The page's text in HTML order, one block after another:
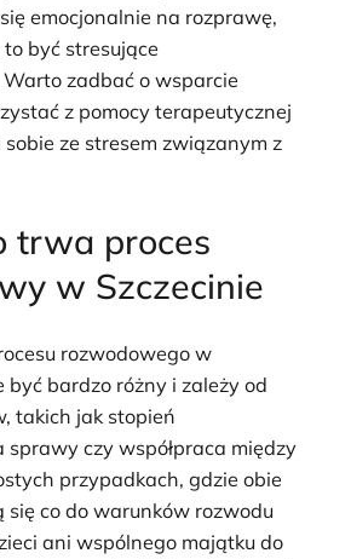
emocjonalnie na rozprawę,
być stresujące
zadbać o wsparcie
z pomocy terapeutycznej
ze stresem związanym z
trwa proces
w Szczecinie
rozwodowego w
być bardzo różny i zależy od
takich jak stopień
sprawy czy współpraca między
przypadkach, gdzie obie
się co do warunków rozwodu
ani wspólnego majątku do